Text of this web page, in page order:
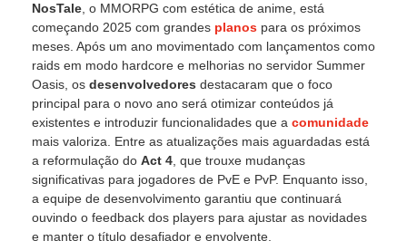
NosTale , o MMORPG com estética de anime, está
começando 2025 com grandes planos para os próximos
meses. Após um ano movimentado com lançamentos como
raids em modo hardcore e melhorias no servidor Summer
Oasis, os desenvolvedores destacaram que o foco
principal para o novo ano será otimizar conteúdos já
existentes e introduzir funcionalidades que a comunidade
mais valoriza. Entre as atualizações mais aguardadas está
a reformulação do Act 4 , que trouxe mudanças
significativas para jogadores de PvE e PvP. Enquanto isso,
a equipe de desenvolvimento garantiu que continuará
ouvindo o feedback dos players para ajustar as novidades
e manter o título desafiador e envolvente.